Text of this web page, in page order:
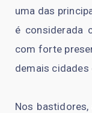
uma das
é considerada
com forte
demais cidades
Nos